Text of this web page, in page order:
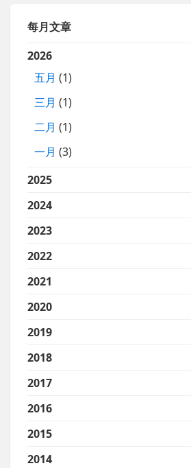
每月文章
2026
五月 (1)
三月 (1)
二月 (1)
一月 (3)
2025
2024
2023
2022
2021
2020
2019
2018
2017
2016
2015
2014